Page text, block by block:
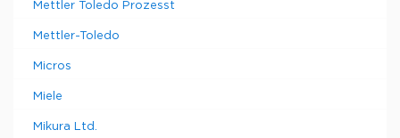
Mettler Toledo Prozesst
Mettler-Toledo
Micros
Miele
Mikura Ltd.